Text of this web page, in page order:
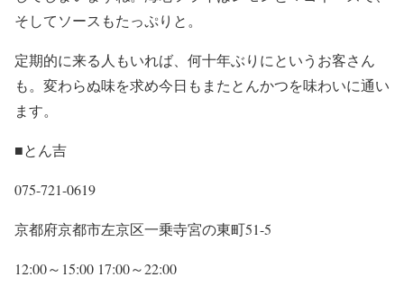
そしてソースもたっぷりと。
定期的に来る人もいれば、何十年ぶりにというお客さん
も。変わらぬ味を求め今日もまたとんかつを味わいに通い
ます。
■とん吉
075-721-0619
京都府京都市左京区一乗寺宮の東町51-5
12:00～15:00 17:00～22:00